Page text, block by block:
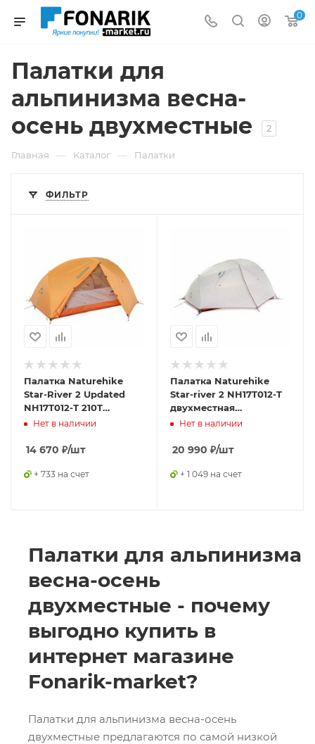
0
Палатки для
альпинизма весна-
осень двухместные
2
Главная — Каталог — Палатки
ФИЛЬТР
Палатка Naturehike
Star-River 2 Updated
NH17T012-T 210T
сверхлегкая
ковриком, оранжевая,
Нет в наличии
14 670 ₽/шт
+ 733 на счет
Палатка Naturehike
Star-river 2 NH17T012-T
двухместная
сверхлегкая с
6927595716489
Нет в наличии
20 990 ₽/шт
+ 1 049 на счет
Палатки для альпинизма
весна-осень
двухместные - почему
выгодно купить в
интернет магазине
Fonarik-market?
Палатки для альпинизма весна-осень
двухместные предлагаются по самой низкой